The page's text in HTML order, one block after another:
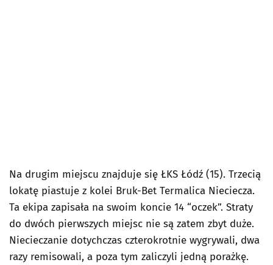
Na drugim miejscu znajduje się ŁKS Łódź (15). Trzecią
lokatę piastuje z kolei Bruk-Bet Termalica Nieciecza.
Ta ekipa zapisała na swoim koncie 14 “oczek”. Straty
do dwóch pierwszych miejsc nie są zatem zbyt duże.
Niecieczanie dotychczas czterokrotnie wygrywali, dwa
razy remisowali, a poza tym zaliczyli jedną porażkę.